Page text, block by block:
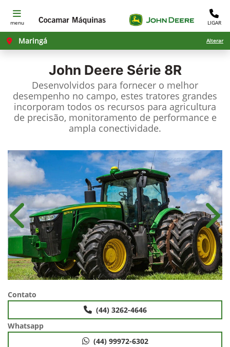
menu LIGAR
Maringá Alterar
John Deere Série 8R
Desenvolvidos para fornecer o melhor
desempenho no campo, estes tratores grandes
incorporam todos os recursos para agricultura
de precisão, monitoramento de performance e
ampla conectividade.
Anterior
Contato
(44) 3262-4646
Whatsapp
(44) 99972-6302